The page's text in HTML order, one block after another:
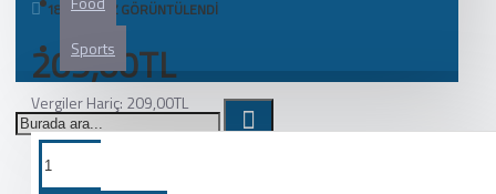
Sports
183053 KEZ GÖRÜNTÜLENDI
209,00TL
Vergiler Hariç: 209,00TL